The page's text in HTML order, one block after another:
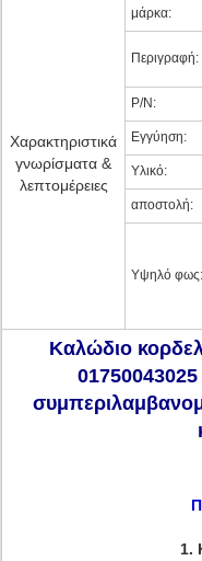
Χαρακτηριστικά
γνωρίσματα &
λεπτομέρειες
μάρκα:
Περιγραφή:
P/N:
Εγγύηση:
Υλικό:
αποστολή:
Υψηλό φως:
Καλώδιο
1.